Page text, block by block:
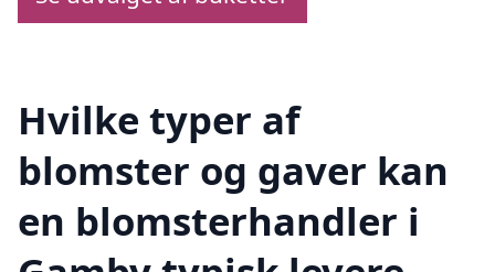
Hvilke typer af
blomster og gaver kan
en blomsterhandler i